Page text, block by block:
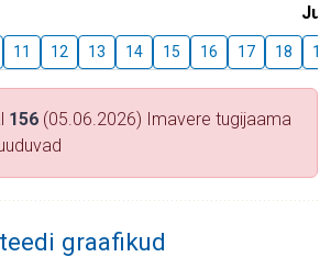
11 12 13 14 15 16 17 18 19
156 (05.06.2026) Imavere tugijaama
graafikud